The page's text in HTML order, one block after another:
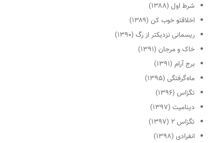
شرط اول (۱۳۸۸)
اخلاقتو خوب کن (۱۳۸۹)
ریسمانی نزدیکتر از رگ (۱۳۹۰)
خاک و مرجان (۱۳۹۱)
برج آرام (۱۳۹۱)
ماه‌گرفتگی (۱۳۹۵)
تگزاس (۱۳۹۶)
دینامیت (۱۳۹۷)
تگزاس ۲ (۱۳۹۷)
انفرادی (۱۳۹۸)